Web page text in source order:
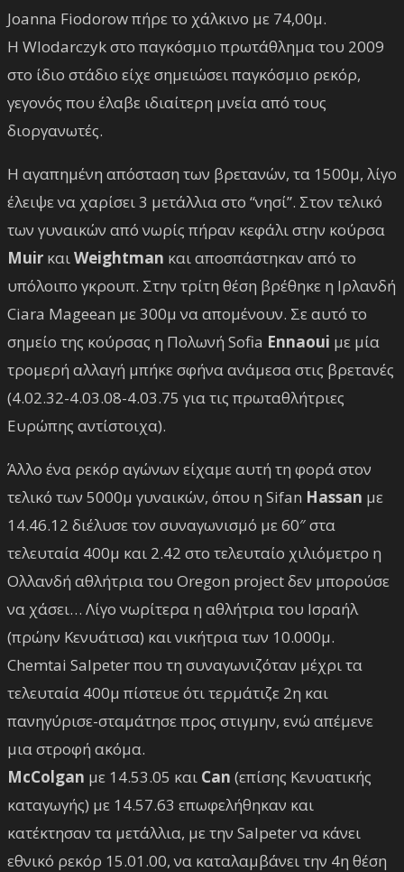
Joanna Fiodorow πήρε το χάλκινο με 74,00μ.
Η Wlodarczyk στο παγκόσμιο πρωτάθλημα του 2009
στο ίδιο στάδιο είχε σημειώσει παγκόσμιο ρεκόρ,
γεγονός που έλαβε ιδιαίτερη μνεία από τους
διοργανωτές.
Η αγαπημένη απόσταση των βρετανών, τα 1500μ, λίγο
έλειψε να χαρίσει 3 μετάλλια στο “νησί”. Στον τελικό
των γυναικών από νωρίς πήραν κεφάλι στην κούρσα
Muir καιWeightman και αποσπάστηκαν από το
υπόλοιπο γκρουπ. Στην τρίτη θέση βρέθηκε η Ιρλανδή
Ciara Mageean με 300μ να απομένουν. Σε αυτό το
σημείο της κούρσας η Πολωνή Sofia Ennaoui με μία
τρομερή αλλαγή μπήκε σφήνα ανάμεσα στις βρετανές
(4.02.32-4.03.08-4.03.75 για τις πρωταθλήτριες
Ευρώπης αντίστοιχα).
Άλλο ένα ρεκόρ αγώνων είχαμε αυτή τη φορά στον
τελικό των 5000μ γυναικών, όπου η Sifan Hassan με
14.46.12 διέλυσε τον συναγωνισμό με 60″ στα
τελευταία 400μ και 2.42 στο τελευταίο χιλιόμετρο η
Ολλανδή αθλήτρια του Oregon project δεν μπορούσε
να χάσει… Λίγο νωρίτερα η αθλήτρια του Ισραήλ
(πρώην Κενυάτισα) και νικήτρια των 10.000μ.
Chemtai Salpeter που τη συναγωνιζόταν μέχρι τα
τελευταία 400μ πίστευε ότι τερμάτιζε 2η και
πανηγύρισε-σταμάτησε προς στιγμην, ενώ απέμενε
μια στροφή ακόμα.
McColgan με 14.53.05 και Can (επίσης Κενυατικής
καταγωγής) με 14.57.63 επωφελήθηκαν και
κατέκτησαν τα μετάλλια, με την Salpeter να κάνει
εθνικό ρεκόρ 15.01.00, να καταλαμβάνει την 4η θέση